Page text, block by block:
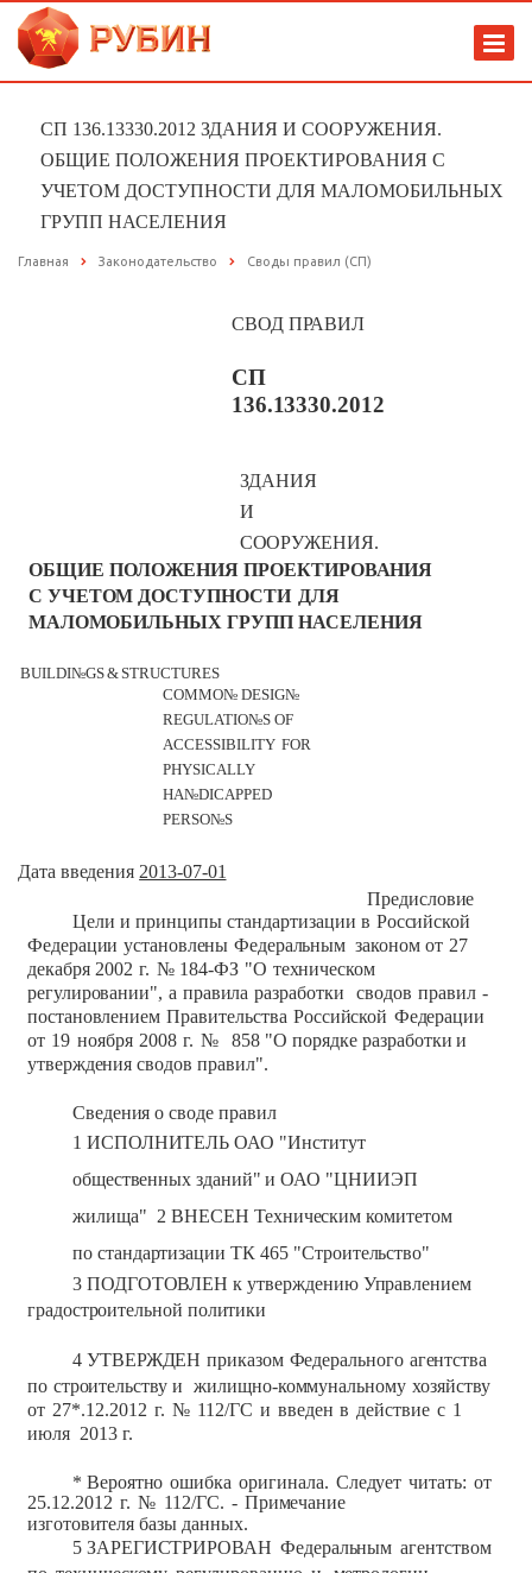
СП 136.13330.2012 ЗДАНИЯ И СООРУЖЕНИЯ.
ОБЩИЕ ПОЛОЖЕНИЯ ПРОЕКТИРОВАНИЯ С
УЧЕТОМ ДОСТУПНОСТИ ДЛЯ МАЛОМОБИЛЬНЫХ
ГРУПП НАСЕЛЕНИЯ
Главная Законодательство Своды правил (СП)
СВОД ПРАВИЛ
СП
136.13330.2012
ЗДАНИЯ
И
СООРУЖЕНИЯ.
ОБЩИЕ ПОЛОЖЕНИЯ ПРОЕКТИРОВАНИЯ
С УЧЕТОМ ДОСТУПНОСТИ ДЛЯ
МАЛОМОБИЛЬНЫХ ГРУППНАСЕЛЕНИЯ
BUILDI№GS&STRUCTURES
COMMO№ DESIG№
REGULATIO№S OF
ACCESSIBILITY FOR
PHYSICALLY
HA№DICAPPED
PERSO№S
Дата введения 2013-07-01
Предисловие
Цели и принципы стандартизации в Российской
Федерации установлены Федеральным законом от 27
декабря 2002 г. № 184-ФЗ "О техническом
регулировании", а правила разработки сводов правил -
постановлением Правительства Российской Федерации
от 19 ноября 2008 г. № 858 "О порядке разработки и
утверждения сводовправил".
Сведения осводе правил
1 ИСПОЛНИТЕЛЬОАО "Институт
общественных зданий" иОАО "ЦНИИЭП
жилища" 2ВНЕСЕН Техническим комитетом
по стандартизации ТК 465 "Строительство"
3 ПОДГОТОВЛЕН к утверждению Управлением
градостроительной политики
4 УТВЕРЖДЕН приказом Федерального агентства
по строительству и жилищно-коммунальному хозяйству
от 27*.12.2012 г. № 112/ГС и введен в действие с 1
июля 2013 г.
* Вероятно ошибка оригинала. Следует читать: от
25.12.2012 г. № 112/ГС. - Примечание
изготовителя базы данных.
5 ЗАРЕГИСТРИРОВАН Федеральным агентством